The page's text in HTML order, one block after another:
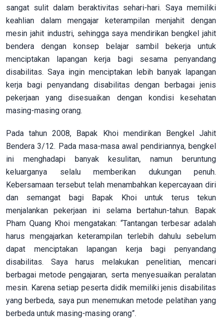
sangat sulit dalam beraktivitas sehari-hari. Saya memiliki
keahlian dalam mengajar keterampilan menjahit dengan
mesin jahit industri, sehingga saya mendirikan bengkel jahit
bendera dengan konsep belajar sambil bekerja untuk
menciptakan lapangan kerja bagi sesama penyandang
disabilitas. Saya ingin menciptakan lebih banyak lapangan
kerja bagi penyandang disabilitas dengan berbagai jenis
pekerjaan yang disesuaikan dengan kondisi kesehatan
masing-masing orang.
Pada tahun 2008, Bapak Khoi mendirikan Bengkel Jahit
Bendera 3/12. Pada masa-masa awal pendiriannya, bengkel
ini menghadapi banyak kesulitan, namun beruntung
keluarganya selalu memberikan dukungan penuh.
Kebersamaan tersebut telah menambahkan kepercayaan diri
dan semangat bagi Bapak Khoi untuk terus tekun
menjalankan pekerjaan ini selama bertahun-tahun. Bapak
Pham Quang Khoi mengatakan: “Tantangan terbesar adalah
harus mengajarkan keterampilan terlebih dahulu sebelum
dapat menciptakan lapangan kerja bagi penyandang
disabilitas. Saya harus melakukan penelitian, mencari
berbagai metode pengajaran, serta menyesuaikan peralatan
mesin. Karena setiap peserta didik memiliki jenis disabilitas
yang berbeda, saya pun menemukan metode pelatihan yang
berbeda untuk masing-masing orang”.